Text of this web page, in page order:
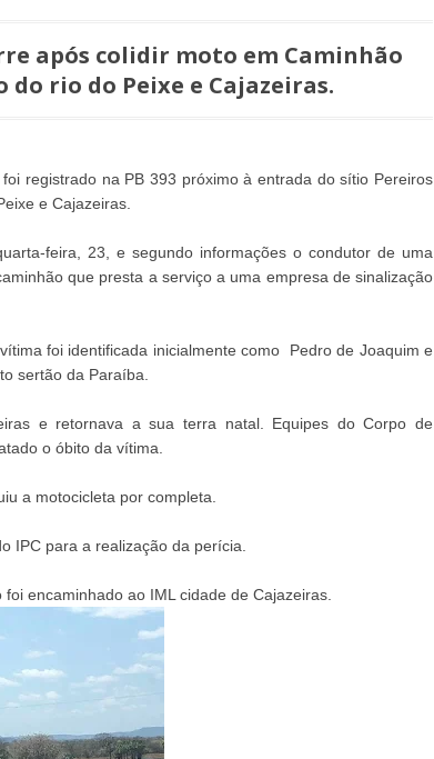
após colidir moto em Caminhão
do rio do Peixe e Cajazeiras.
registrado na PB 393 próximo à entrada do sítio Pereiros
e Cajazeiras.
feira, 23, e segundo informações o condutor de uma
que presta a serviço a uma empresa de sinalização
foi identificada inicialmente como Pedro de Joaquim e
sertão da Paraíba.
e retornava a sua terra natal. Equipes do Corpo de
o óbito da vítima.
a motocicleta por completa.
IPC para a realização da perícia.
encaminhado ao IML cidade de Cajazeiras.